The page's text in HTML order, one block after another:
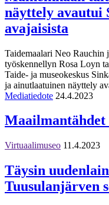
näyttely avautui
avajaisista
Taidemaalari Neo Rauchin
työskennellyn Rosa Loyn
Taide- ja museokeskus
ja ainutlaatuinen näyttely
Mediatiedote 24.4.2023
Maailmantähdet
Virtuaalimuseo 11.4.2023
Täysin
Tuusulanjärven